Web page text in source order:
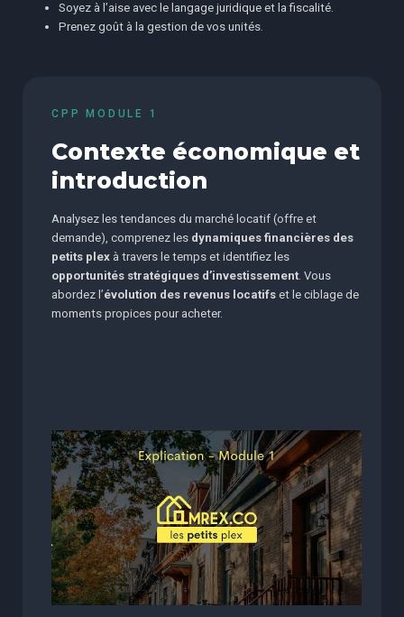
Soyez à l’aise avec le langage juridique et la fiscalité.
Prenez goût à la gestion de vos unités.
CPP MODULE 1
Contexte économique et
introduction
Analysez les tendances du marché locatif (offre et
demande), comprenez les dynamiques financières des
petits plex à travers le temps et identifiez les
opportunités stratégiques d’investissement . Vous
abordez l’évolution des revenus locatifs et le ciblage de
moments propices pour acheter.